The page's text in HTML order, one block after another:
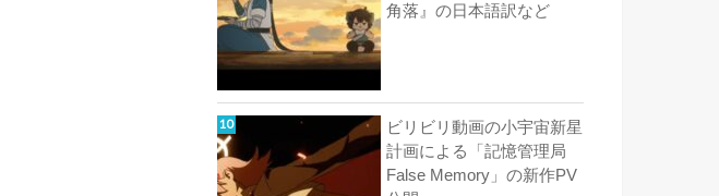
角落』の日本語訳など
ビリビリ動画の小宇宙新星
計画による「記憶管理局
False Memory」の新作PV